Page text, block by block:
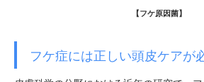
【フケ原因菌】
フケ症には正しい頭皮ケアが